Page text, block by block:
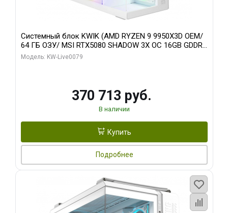
Системный блок KWIK (AMD RYZEN 9 9950X3D OEM/
64 ГБ ОЗУ/ MSI RTX5080 SHADOW 3X OC 16GB GDDR7
256bit 3xDP HDMI/ 960 ГБ SSD)
Модель: KW-Live0079
370 713 руб.
В наличии
Купить
Подробнее